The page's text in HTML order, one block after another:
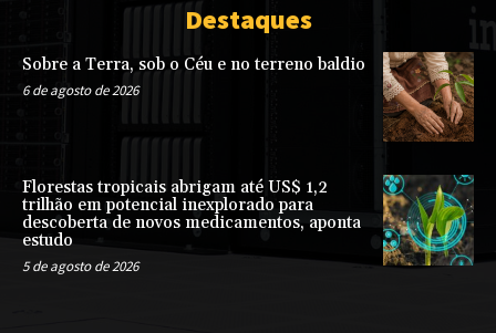
Destaques
Sobre a Terra, sob o Céu e no terreno baldio
6 de agosto de 2026
Florestas tropicais abrigam até US$ 1,2
trilhão em potencial inexplorado para
descoberta de novos medicamentos, aponta
estudo
5 de agosto de 2026